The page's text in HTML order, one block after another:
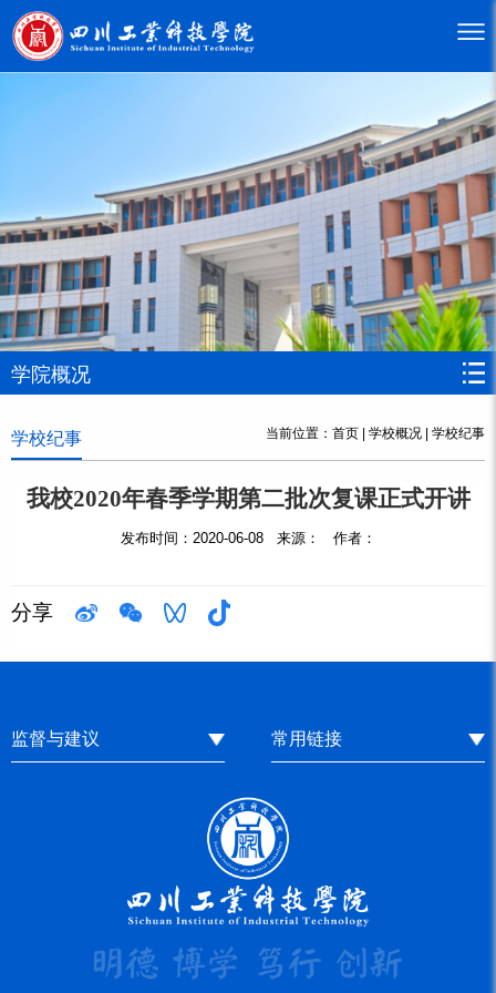
学院概况
学校纪事 当前位置： 首页 | 学校概况 | 学校纪事
我校2020年春季学期第二批次复课正式开讲
发布时间：2020-06-08 来源： 作者：
分享
监督与建议 常用链接